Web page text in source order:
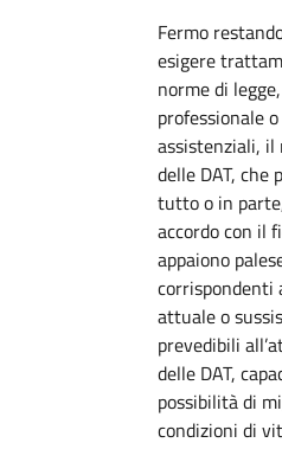
Fermo
esigere
norme di
professionale
assistenziali,
delle DAT, che
tutto o in
accordo con il
appaiono
corrispondenti
attuale o
prevedibili
delle DAT,
possibilità di
condizioni di